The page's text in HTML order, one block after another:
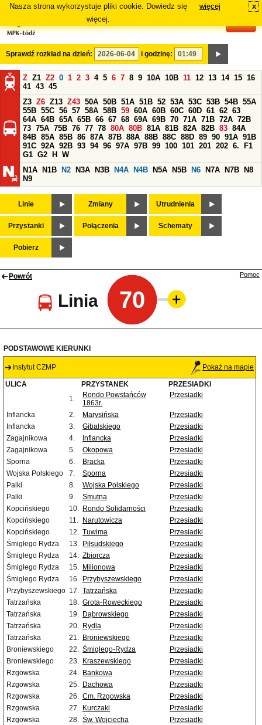
Nasza strona wykorzystuje pliki cookie. Dowiedz się
więcej.
więcej x
Sprawdź rozkład na dzień: i godzinę:
Z Z1 Z2 0 1 2 3 4 5 6 7 8 9 10A 10B 11 12 13 14 15 16
41 43 45
Z3 Z6 Z13 Z43 50A 50B 51A 51B 52 53A 53C 53B 54B 55A
55B 55C 56 57 58A 58B 59 60A 60B 60C 60D 61 62 63
64A 64B 65A 65B 66 67 68 69A 69B 70 71A 71B 72A 72B
73 75A 75B 76 77 78 80A 80B 81A 81B 82A 82B 83 84A
84B 85A 85B 86 87A 87B 88A 88B 88C 88D 89 90 91A 91B
91C 92A 92B 93 94 96 97A 97B 99 100 101 201 202 6.
F1
G1 G2 H
W
N1A
N1B N2 N3A N3B N4A N4B N5A N5B N6 N7A N7B
N8
N9
Linie Zmiany Utrudnienia
Przystanki Połączenia Schematy
Pobierz
Powrót
Linia 70
Pomoc
PODSTAWOWE KIERUNKI
Instytut CZMP Pokaż na mapie
ULICA PRZYSTANEK
PRZESIADKI
1.
Rondo Powstańców
1863r.
Przesiadki
Inflancka 2. Marysińska
Przesiadki
Inflancka
3. Gibalskiego
Przesiadki
Zagajnikowa
4. Inflancka
Przesiadki
Zagajnikowa
5. Okopowa
Przesiadki
Sporna
6. Bracka
Przesiadki
Wojska Polskiego
7. Sporna
Przesiadki
Palki
8. Wojska Polskiego
Przesiadki
Palki
9. Smutna
Przesiadki
Kopcińskiego
10. Rondo Solidarności
Przesiadki
Kopcińskiego
11. Narutowicza
Przesiadki
Kopcińskiego
12. Tuwima
Przesiadki
Śmigłego Rydza
13. Piłsudskiego
Przesiadki
Śmigłego Rydza
14. Zbiorcza
Przesiadki
Śmigłego Rydza
15. Milionowa
Przesiadki
Śmigłego Rydza
16. Przybyszewskiego
Przesiadki
Przybyszewskiego 17. Tatrzańska
Przesiadki
Tatrzańska
18. Grota-Roweckiego
Przesiadki
Tatrzańska
19. Dąbrowskiego
Przesiadki
Tatrzańska
20. Rydla
Przesiadki
Tatrzańska
21. Broniewskiego
Przesiadki
Broniewskiego
22. Śmigłego-Rydza
Przesiadki
Broniewskiego
23. Kraszewskiego
Przesiadki
Rzgowska
24. Bankowa
Przesiadki
Rzgowska
25. Dachowa
Przesiadki
Rzgowska
26. Cm. Rzgowska
Przesiadki
Rzgowska
27. Kurczaki
Przesiadki
Rzgowska
28. Św. Wojciecha
Przesiadki